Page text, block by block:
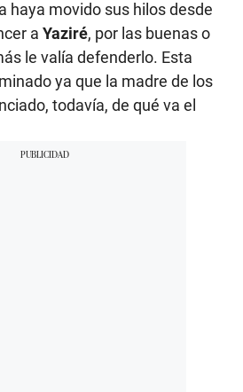
haya movido sus hilos desde
a Yaziré, por las buenas o
le valía defenderlo. Esta
ya que la madre de los
todavía, de qué va el